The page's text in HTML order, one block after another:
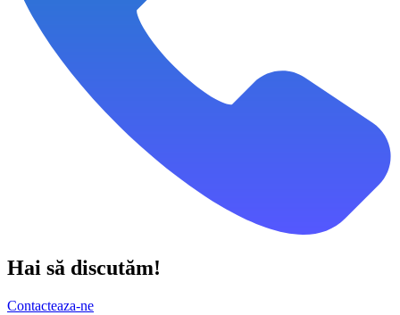
Hai să discutăm!
Contacteaza-ne